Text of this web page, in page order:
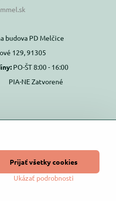
budova PD Melčice
129, 91305
PO-ŠT 8:00 - 16:00
Zatvorené
Ukázať podrobnosti
Prijať všetky cookies